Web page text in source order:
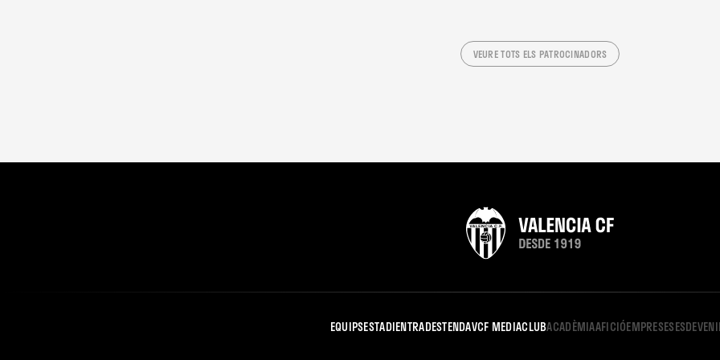
VEURE TOTS ELS PATROCINADORS
EQUIPSESTADIENTRADESTENDAVCF MEDIACLUBACADÈMIAAFICIÓEMPRESES